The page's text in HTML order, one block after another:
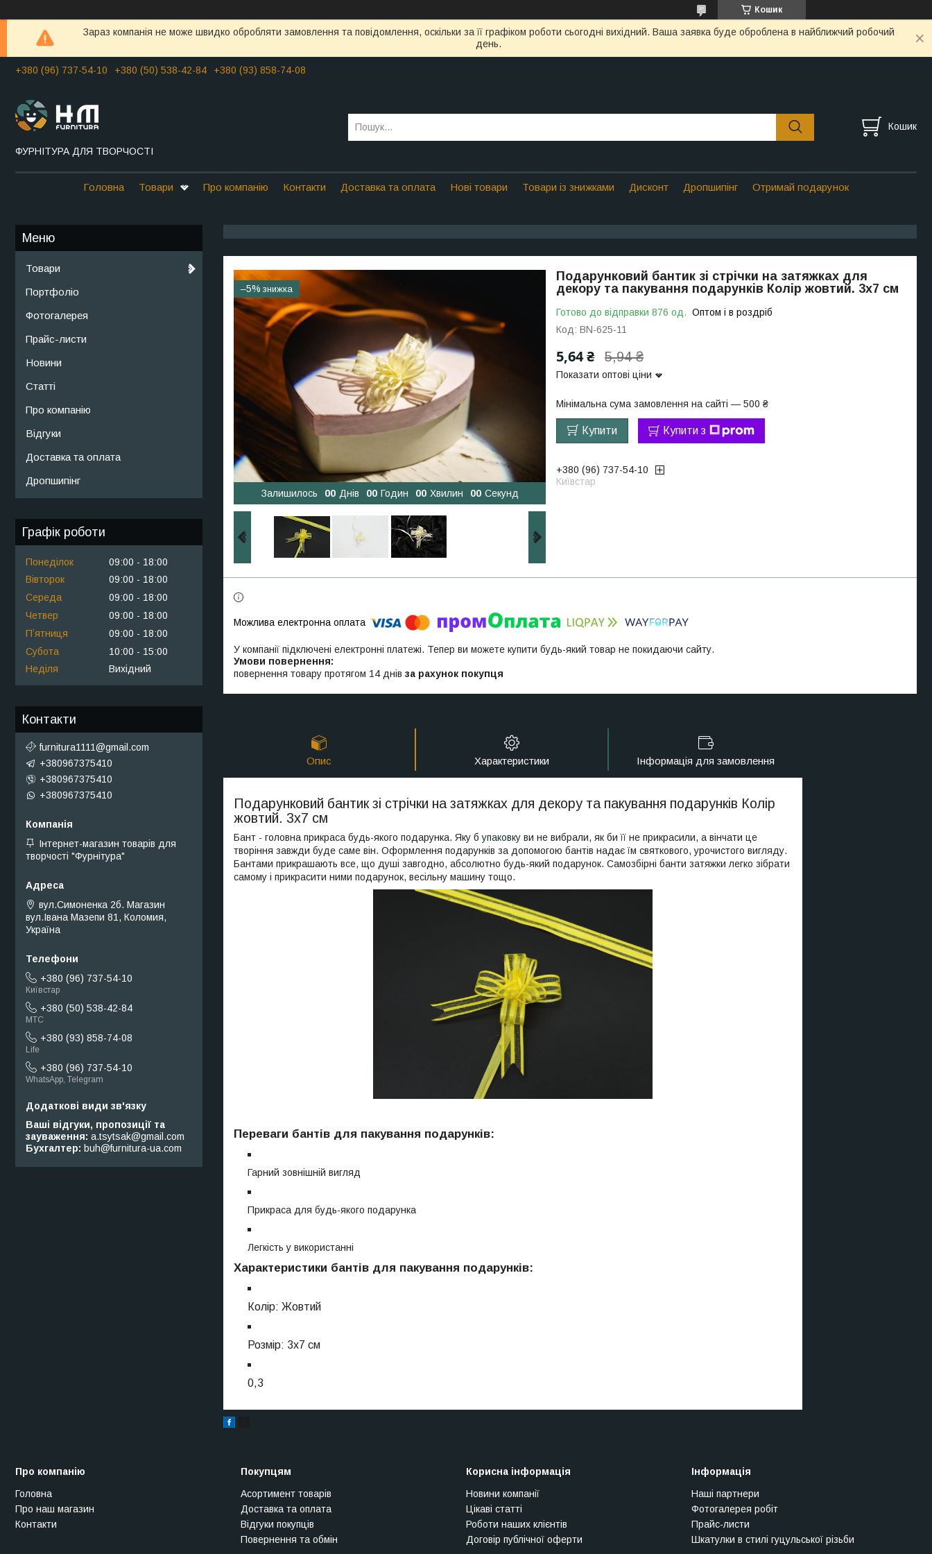
Кошик
Зараз компанія не може швидко обробляти замовлення та повідомлення, оскільки за її графіком роботи сьогодні вихідний. Ваша заявка буде оброблена в найближчий робочий
день.
+380 (96) 737-54-10 +380 (50) 538-42-84 +380 (93) 858-74-08
ФУРНІТУРА ДЛЯ ТВОРЧОСТІ
Кошик
Головна Товари Про компанію Контакти Доставка та оплата Нові товари Товари із знижками Дисконт Дропшипінг Отримай подарунок
–5%
Залишилось 00 Днів 00 Годин 00 Хвилин 00 Секунд
Подарунковий бантик зі стрічки на затяжках для
декору та пакування подарунків Колір жовтий. 3х7 см
Готово до відправки 876 од. Оптом і в роздріб
Код: BN-625-11
5,94 ₴
5,64 ₴
Показати оптові ціни
Мінімальна сума замовлення на сайті — 500 ₴
Купити Купити з
+380 (96) 737-54-10
Київстар
У компанії підключені електронні платежі. Тепер ви можете купити будь-який товар не покидаючи сайту.
повернення товару протягом 14 днів за рахунок покупця
Опис Характеристики Інформація для замовлення
Подарунковий бантик зі стрічки на затяжках для декору та пакування подарунків Колір
жовтий. 3х7 см
Бант - головна прикраса будь-якого подарунка. Яку бупаковку ви не вибрали, як би її не прикрасили, а вінчати це
творіння завжди буде саме він. Оформлення подарунків за допомогою бантів надає їм святкового, урочистого вигляду.
Бантами прикрашають все, що душі завгодно, абсолютно будь-який подарунок. Самозбірні банти затяжки легко зібрати
самому і прикрасити ними подарунок, весільну машину тощо.
Переваги бантів для пакування подарунків:
Гарний зовнішній вигляд
Прикраса для будь-якого подарунка
Легкість у використанні
Характеристики бантів для пакування подарунків:
Колір: Жовтий
Розмір: 3х7 см
0,3
Товари
Портфоліо
Фотогалерея
Прайс-листи
Новини
Статті
Про компанію
Відгуки
Доставка та оплата
Дропшипінг
Графік роботи
Понеділок 09:00
18:00
Вівторок
09:00
18:00
Середа
09:00
18:00
Четвер
09:00
18:00
Пʼятниця
09:00
18:00
Субота
10:00
15:00
Неділя
Вихідний
Контакти
furnitura1111@gmail.com
+380967375410
+380967375410
+380967375410
Інтернет-магазин товарів для
творчості "Фурнітура"
вул.Симоненка 2б. Магазин
вул.Івана Мазепи 81, Коломия,
Україна
+380 (96) 737-54-10
Київстар
+380 (50) 538-42-84
МТС
+380 (93) 858-74-08
Life
+380 (96) 737-54-10
WhatsApp, Telegram
Ваші відгуки, пропозиції та
зауваження a.tsytsak@gmail.com
Бухгалтер
buh@furnitura-ua.com
Про компанію
Головна
Про наш магазин
Контакти
Покупцям
Асортимент товарів
Доставка та оплата
Відгуки покупців
Повернення та обмін
Корисна інформація
Новини компанії
Цікаві статті
Роботи наших клієнтів
Договір публічної оферти
Інформація
Наші партнери
Фотогалерея робіт
Прайс-листи
Шкатулки в стилі гуцульської різьби